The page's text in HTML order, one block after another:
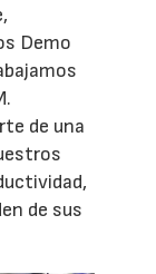
Demo
de una
de sus